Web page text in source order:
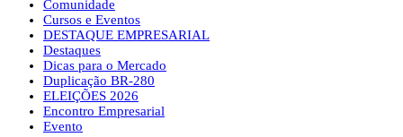
Comunidade
Cursos e Eventos
DESTAQUE EMPRESARIAL
Destaques
Dicas para o Mercado
Duplicação BR-280
ELEIÇÕES 2026
Encontro Empresarial
Evento